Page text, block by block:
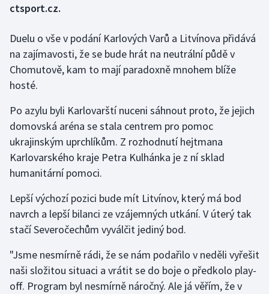
Házená
Jezdectví
Judo
Krasobruslení
Lezení
Lyže a snowboard
Moderní pětiboj
Motorsport
Olympijské hry
ctsport.cz.
Duelu o vše v podání Karlových Varů a Litvínova přidává
na zajímavosti, že se bude hrát na neutrální půdě v
Chomutově, kam to mají paradoxně mnohem blíže
hosté.
Po azylu byli Karlovarští nuceni sáhnout proto, že jejich
domovská aréna se stala centrem pro pomoc
ukrajinským uprchlíkům. Z rozhodnutí hejtmana
Karlovarského kraje Petra Kulhánka je z ní sklad
humanitární pomoci.
Lepší výchozí pozici bude mít Litvínov, který má bod
navrch a lepší bilanci ze vzájemných utkání. V úterý tak
stačí Severočechům vyválčit jediný bod.
"Jsme nesmírně rádi, že se nám podařilo v neděli vyřešit
naši složitou situaci a vrátit se do boje o předkolo play-
off. Program byl nesmírně náročný. Ale já věřím, že v